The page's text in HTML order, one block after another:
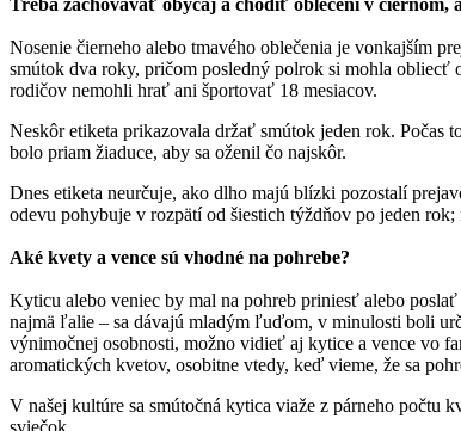
Nosenie čierneho alebo tmavého oblečenia je vonkajším
smútok dva roky, pričom posledný polrok si mohla obliecť
rodičov nemohli hrať ani športovať 18 mesiacov.
Neskôr etiketa prikazovala držať smútok jeden rok. Počas
bolo priam žiaduce, aby sa oženil čo najskôr.
Dnes etiketa neurčuje, ako dlho majú blízki pozostalí
odevu pohybuje v rozpätí od šiestich týždňov po jeden
Aké kvety a vence sú vhodné na pohrebe?
Kyticu alebo veniec by mal na pohreb priniesť alebo
najmä ľalie – sa dávajú mladým ľuďom, v minulosti boli
výnimočnej osobnosti, možno vidieť aj kytice a vence vo
aromatických kvetov, osobitne vtedy, keď vieme, že sa
V našej kultúre sa smútočná kytica viaže z párneho počtu
sviečok.